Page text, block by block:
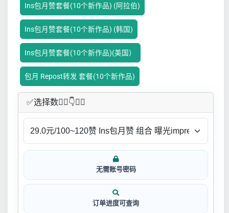
Ins包月赞套餐(10个新作品) (阿拉伯)
Ins包月赞套餐(10个新作品) (韩国)
Ins包月赞套餐(10个新作品)(美国）
包月 Repost转发 套餐(10个新作品)
✅​选择数👇🏻​​👇👇🏻​​
无需账号密码
订单进度可查询